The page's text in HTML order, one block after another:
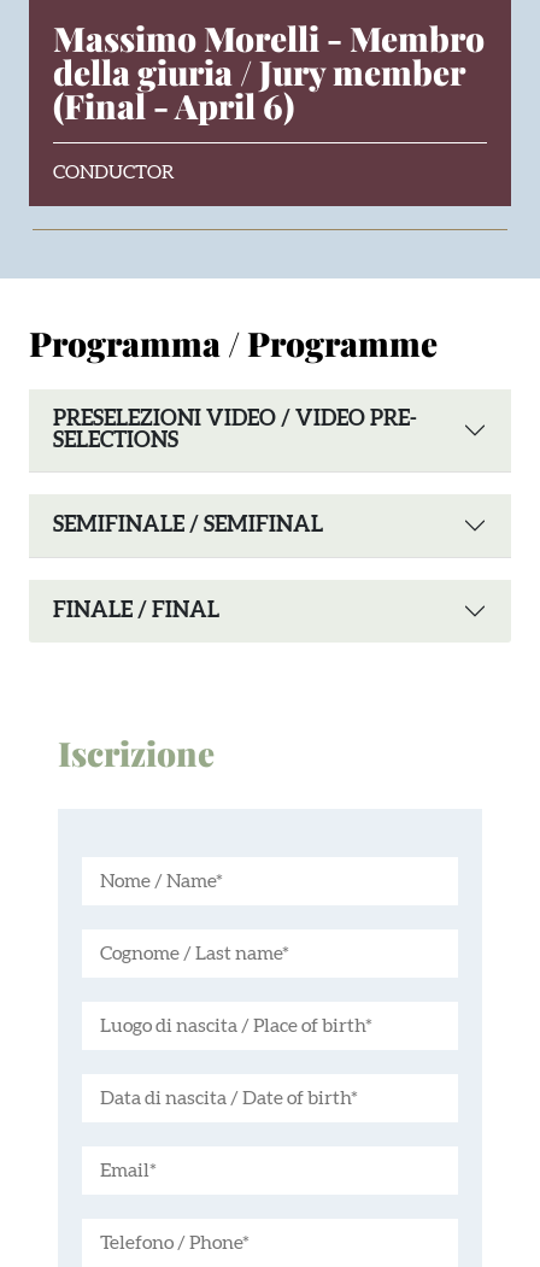
Massimo Morelli - Membro
della giuria / Jury member
(Final - April 6)
CONDUCTOR
Programma / Programme
PRESELEZIONI VIDEO / VIDEO PRE-
SELECTIONS
SEMIFINALE / SEMIFINAL
FINALE / FINAL
Iscrizione